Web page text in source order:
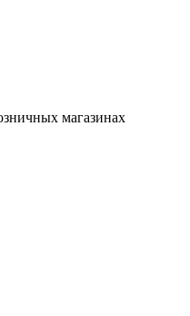
магазинах